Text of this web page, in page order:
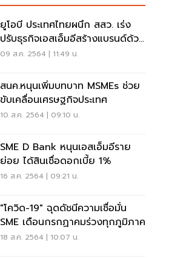
ยูโอบี ประเทศไทยผนึก สสว. เร่ง
ปรับธุรกิจเอสเอ็มอีสร้างแบรนด์ด้วย
ดิจิทัล
09 ส.ค. 2564 | 11:49 น.
สนค.หนุนเพิ่มบทบาท MSMEs ช่วย
ขับเคลื่อนเศรษฐกิจประเทศ
10 ส.ค. 2564 | 09:10 น.
SME D Bank หนุนเอสเอ็มอีราย
ย่อย ได้สินเชื่อดอกเบี้ย 1%
16 ส.ค. 2564 | 09:21 น.
"โควิด-19" ฉุดดัชนีความเชื่อมั่น
SME เดือนกรกฏาคมร่วงทุกภูมิภาค
18 ส.ค. 2564 | 10:07 น.